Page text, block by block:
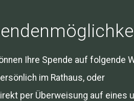
Ihre Spende auf folgende
im Rathaus, oder
per Überweisung auf eines